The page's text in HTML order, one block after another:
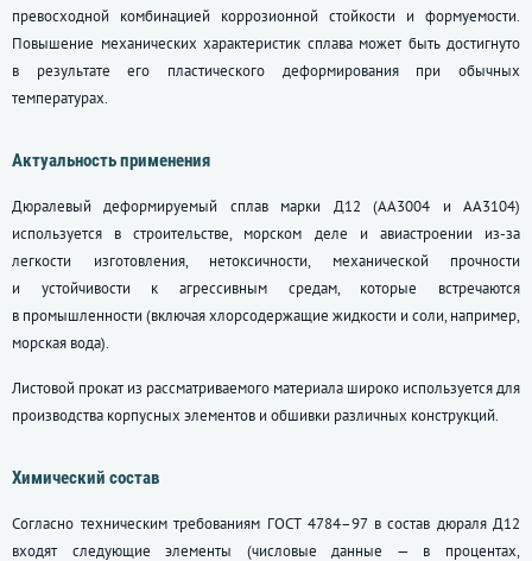
превосходной комбинацией коррозионной стойкости и формуемости.
Повышение механических характеристик сплава может быть достигнуто
в результате его пластического деформирования при обычных
температурах.
Актуальность применения
Дюралевый деформируемый сплав марки Д12 (АА3004 и АА3104)
используется в строительстве, морском деле и авиастроении из-за
легкости изготовления, нетоксичности, механической прочности
и устойчивости к агрессивным средам, которые встречаются
в промышленности (включая хлорсодержащие жидкости и соли, например,
морская вода).
Листовой прокат из рассматриваемого материала широко используется для
производства корпусных элементов и обшивки различных конструкций.
Химический состав
Согласно техническим требованиям ГОСТ 4784–97в состав дюраля Д12
входят следующие элементы (числовые данные — в процентах,